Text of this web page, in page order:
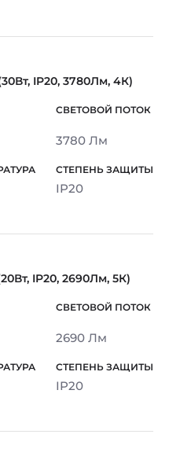
IP20, 3780Лм, 4К)
3780 Лм
IP20
IP20, 2690Лм, 5К)
2690 Лм
IP20